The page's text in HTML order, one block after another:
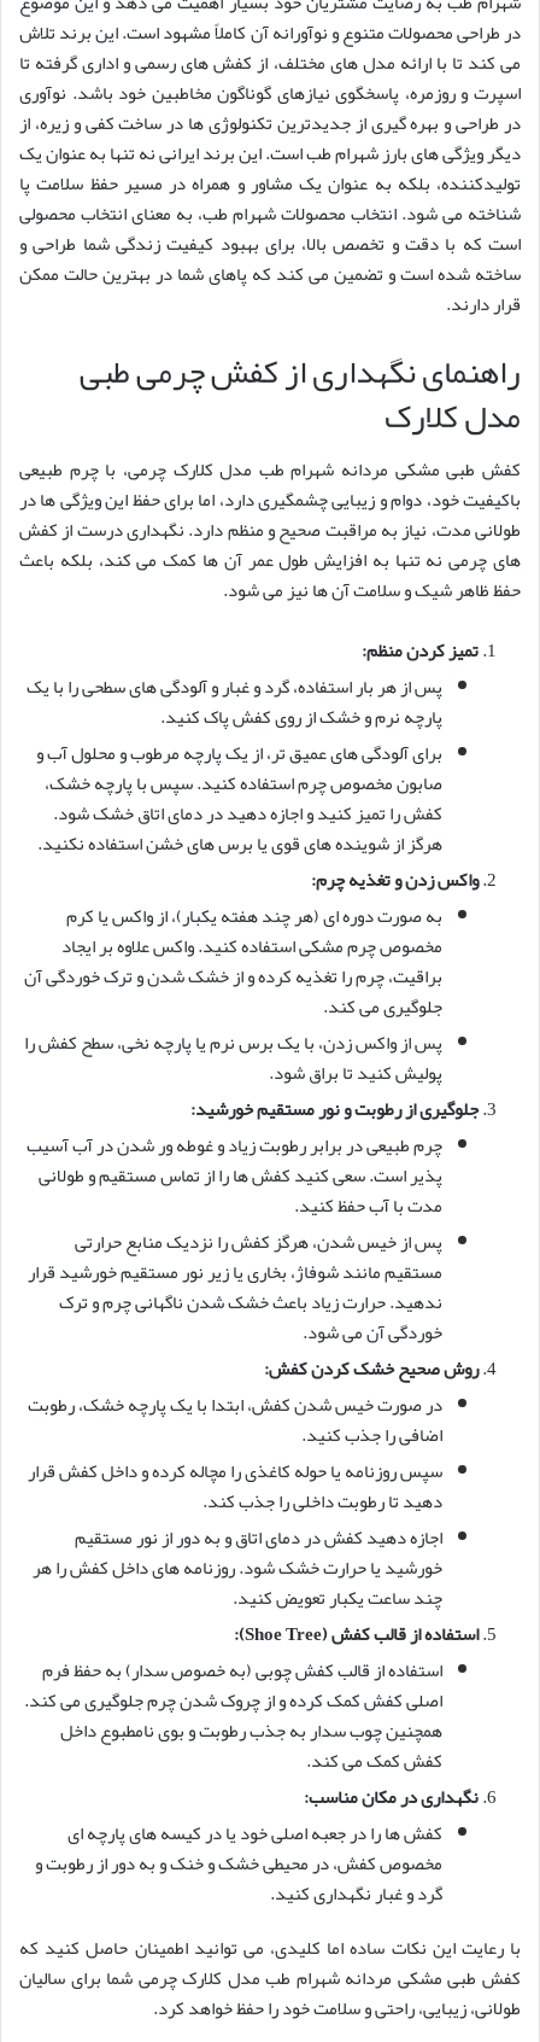
در طراحی محصولات متنوع و نوآورانه آن کاملاً مشهود است. این برند تلاش
می کند تا با ارائه مدل های مختلف، از کفش های رسمی و اداری گرفته تا
اسپرت و روزمره، پاسخگوی نیازهای گوناگون مخاطبین خود باشد. نوآوری
در طراحی و بهره گیری از جدیدترین تکنولوژی ها در ساخت کفی و زیره، از
دیگر ویژگی های بارز شهرام طب است. این برند ایرانی نه تنها به عنوان یک
تولیدکننده، بلکه به عنوان یک مشاور و همراه در مسیر حفظ سلامت پا
شناخته می شود. انتخاب محصولات شهرام طب، به معنای انتخاب محصولی
است که با دقت و تخصص بالا، برای بهبود کیفیت زندگی شما طراحی و
ساخته شده است و تضمین می کند که پاهای شما در بهترین حالت ممکن
قرار دارند.
راهنمای نگهداری از کفش چرمی طبی
مدل کلارک
کفش طبی مشکی مردانه شهرام طب مدل کلارک چرمی، با چرم طبیعی
باکیفیت خود، دوام و زیبایی چشمگیری دارد، اما برای حفظ این ویژگی ها در
طولانی مدت، نیاز به مراقبت صحیح و منظم دارد. نگهداری درست از کفش
های چرمی نه تنها به افزایش طول عمر آن ها کمک می کند، بلکه باعث
حفظ ظاهر شیک و سلامت آن ها نیز می شود.
تمیز کردن منظم:
پس از هر بار استفاده، گرد و غبار و آلودگی های سطحی را با یک
پارچه نرم و خشک از روی کفش پاک کنید.
برای آلودگی های عمیق تر، از یک پارچه مرطوب و محلول آب و
صابون مخصوص چرم استفاده کنید. سپس با پارچه خشک،
کفش را تمیز کنید و اجازه دهید در دمای اتاق خشک شود.
هرگز از شوینده های قوی یا برس های خشن استفاده نکنید.
واکس زدن و تغذیه چرم:
به صورت دوره ای (هر چند هفته یکبار)، از واکس یا کرم
مخصوص چرم مشکی استفاده کنید. واکس علاوه بر ایجاد
براقیت، چرم را تغذیه کرده و از خشک شدن و ترک خوردگی آن
جلوگیری می کند.
پس از واکس زدن، با یک برس نرم یا پارچه نخی، سطح کفش را
پولیش کنید تا براق شود.
جلوگیری از رطوبت و نور مستقیم خورشید:
چرم طبیعی در برابر رطوبت زیاد و غوطه ور شدن در آب آسیب
پذیر است. سعی کنید کفش ها را از تماس مستقیم و طولانی
مدت با آب حفظ کنید.
پس از خیس شدن، هرگز کفش را نزدیک منابع حرارتی
مستقیم مانند شوفاژ، بخاری یا زیر نور مستقیم خورشید قرار
ندهید. حرارت زیاد باعث خشک شدن ناگهانی چرم و ترک
خوردگی آن می شود.
روش صحیح خشک کردن کفش:
در صورت خیس شدن کفش، ابتدا با یک پارچه خشک، رطوبت
اضافی را جذب کنید.
سپس روزنامه یا حوله کاغذی را مچاله کرده و داخل کفش قرار
دهید تا رطوبت داخلی را جذب کند.
اجازه دهید کفش در دمای اتاق و به دور از نور مستقیم
خورشید یا حرارت خشک شود. روزنامه های داخل کفش را هر
چند ساعت یکبار تعویض کنید.
استفاده از قالب کفش (Shoe Tree):
استفاده از قالب کفش چوبی (به خصوص سدار) به حفظ فرم
اصلی کفش کمک کرده و از چروک شدن چرم جلوگیری می کند.
همچنین چوب سدار به جذب رطوبت و بوی نامطبوع داخل
کفش کمک می کند.
نگهداری در مکان مناسب:
کفش ها را در جعبه اصلی خود یا در کیسه های پارچه ای
مخصوص کفش، در محیطی خشک و خنک و به دور از رطوبت و
گرد و غبار نگهداری کنید.
با رعایت این نکات ساده اما کلیدی، می توانید اطمینان حاصل کنید که
کفش طبی مشکی مردانه شهرام طب مدل کلارک چرمی شما برای سالیان
طولانی، زیبایی، راحتی و سلامت خود را حفظ خواهد کرد.